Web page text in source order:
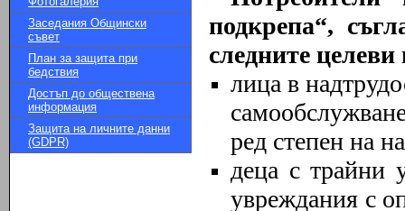
Заседания Общински
съвет
План за защита при
бедствия
Достъп до обществена
информация
Защита на личните данни
(GDPR)
подкрепа“,
следните
лица в
ред степен на
деца с трайни
увреждания с